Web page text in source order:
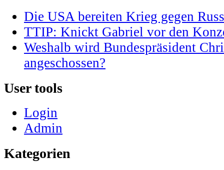
Die USA bereiten Krieg gegen
TTIP: Knickt Gabriel vor den
Weshalb wird Bundespräsident
angeschossen?
User tools
Login
Admin
Kategorien